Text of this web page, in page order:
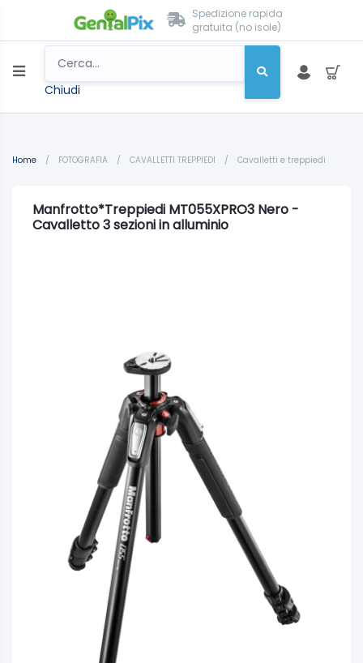
Spedizione rapida
gratuita (no isole)
Chiudi
Home / FOTOGRAFIA / CAVALLETTI TREPPIEDI / Cavalletti e treppiedi
Manfrotto*Treppiedi MT055XPRO3 Nero -
Cavalletto 3 sezioni in alluminio